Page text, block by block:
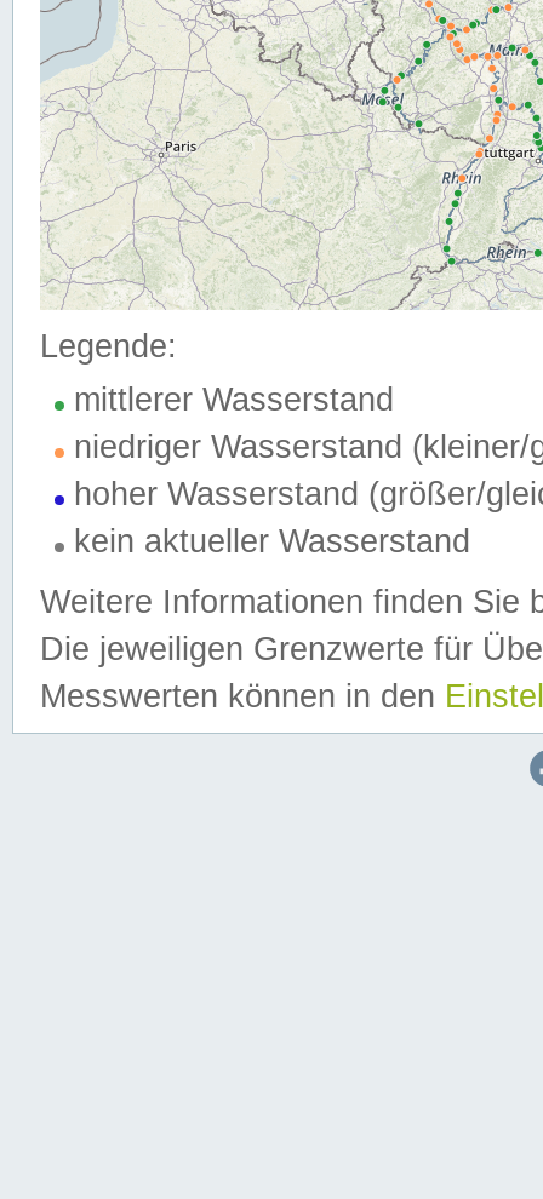
Legende:
mittlerer Wasserstand
niedriger Wasserstand (kleiner/
hoher Wasserstand (größer/
kein aktueller Wasserstand
Weitere Informationen finden Sie
Die jeweiligen Grenzwerte für
Messwerten können in den